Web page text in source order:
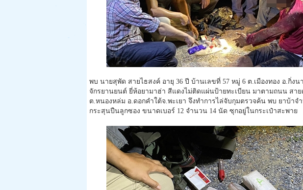
พบ นายสุพัด สายไธสงค์ อายุ 36 ปี บ้านเลขที่ 57 หมู่ 6 ต.เมืองทอง อ.กิ่ง
จักรยานยนต์ ยี่ห้อยามาฮ่า สีแดงไม่ติดแผ่นป้ายทะเบียน มาตามถนน สา
ต.หนองหล่ม อ.ดอกคำใต้จ.พะเยา จึงทำการไล่จับกุมตรวจค้น พบ ยาบ้าจ
กระสุนปืนลูกซอง ขนาดเบอร์ 12 จำนวน 14 นัด ซุกอยู่ในกระเป๋าสะพาย